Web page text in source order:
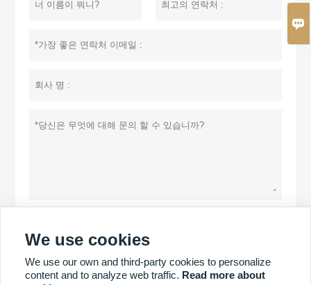

더 많은 제품
We use cookies
We use our own and third-party cookies to personalize
content and to analyze web traffic. Read more about